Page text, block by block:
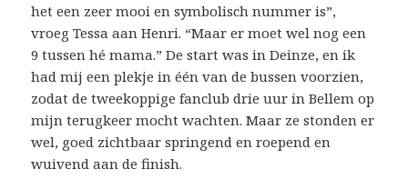
het een zeer mooi en symbolisch nummer is”,
vroeg Tessa aan Henri. “Maar er moet wel nog een
9 tussen hé mama.” De start was in Deinze, en ik
had mij een plekje in één van de bussen voorzien,
zodat de tweekoppige fanclub drie uur in Bellem op
mijn terugkeer mocht wachten. Maar ze stonden er
wel, goed zichtbaar springend en roepend en
wuivend aan de finish.